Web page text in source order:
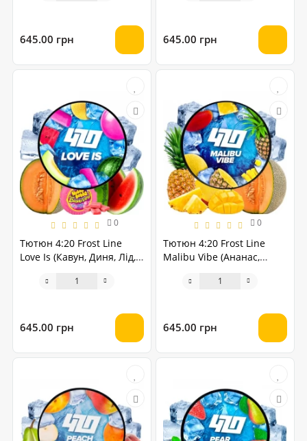
645.00 грн 645.00 грн
0
Тютюн 4:20 Frost Line
Love Is (Кавун, Диня, Лід,
645.00 грн
0
Тютюн 4:20 Frost Line
Malibu Vibe (Ананас,
645.00 грн